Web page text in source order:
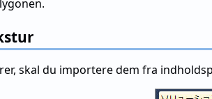
skal du importere dem fra